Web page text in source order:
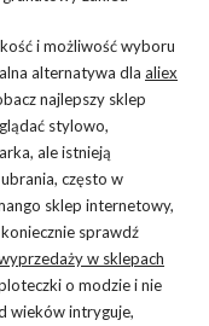
i możliwość wyboru
alternatywa dla aliex
najlepszy sklep
stylowo,
ale istnieją
często w
sklep internetowy,
sprawdź
w sklepach
o modzie i nie
wieków intryguje,